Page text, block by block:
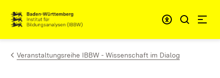
Zum Inhalt springen
Link zur Startseite
Veranstaltungsreihe IBBW - Wissenschaft im Dialog